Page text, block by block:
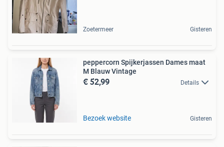
Zoetermeer Gisteren
peppercorn Spijkerjassen Dames maat
M Blauw Vintage
€ 52,99 Details
Bezoek website Gisteren